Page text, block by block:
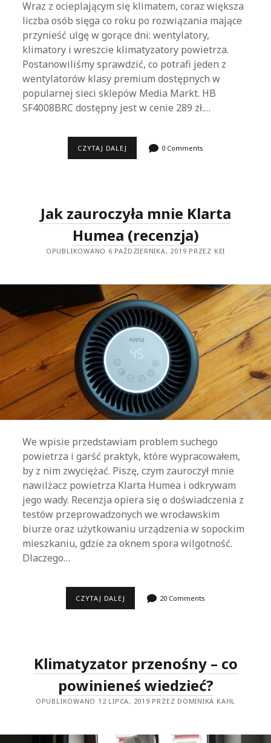
Wraz z ocieplającym się klimatem, coraz większa
liczba osób sięga co roku po rozwiązania mające
przynieść ulgę w gorące dni: wentylatory,
klimatory i wreszcie klimatyzatory powietrza.
Postanowiliśmy sprawdzić, co potrafi jeden z
wentylatorów klasy premium dostępnych w
popularnej sieci sklepów Media Markt. HB
SF4008BRC dostępny jest w cenie 289 zł.…
CZYTAJ DALEJ WENTYLATOR
I
KLIMATOR
0 Comments
Jak zauroczyła mnie Klarta
Humea (recenzja)
OPUBLIKOWANO 6 PAŹDZIERNIKA, 2019 PRZEZ KEI
We wpisie przedstawiam problem suchego
powietrza i garść praktyk, które wypracowałem,
by z nim zwyciężać. Piszę, czym zauroczył mnie
nawilżacz powietrza Klarta Humea i odkrywam
jego wady. Recenzja opiera się o doświadczenia z
testów przeprowadzonych we wrocławskim
biurze oraz użytkowaniu urządzenia w sopockim
mieszkaniu, gdzie za oknem spora wilgotność.
Dlaczego…
CZYTAJ DALEJ 20 Comments
Klimatyzator przenośny – co
powinieneś wiedzieć?
OPUBLIKOWANO 12 LIPCA, 2019 PRZEZ DOMINIKA KAHL